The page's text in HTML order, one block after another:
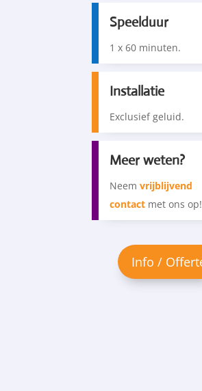
Speelduur
1 x 60 minuten.
Installatie
Exclusief geluid.
Meer weten?
Neemvrijblijvend
contact met ons op!